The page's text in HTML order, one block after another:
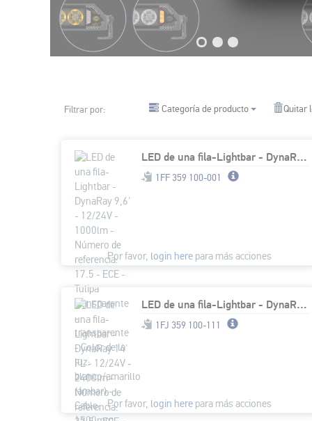
Filtrar por: Categoría de producto Quitar
LED de una fila-Lightbar - DynaRay 9,6' - 12/24V - 1000lm - Número de referencia: 17.5 - ECE - Tulipa transparente - transparente - Color de la luz: blanco/amarillo (ámbar) - Cable: 1500mm - Conector:
1FF 359 100-001
Por favor, login herepara más acciones
LED de una fila-Lightbar - DynaRay 14' FL - 12/24V - 2400lm - Número de referencia: 37.5 - ECE - Tulipa transparente - transparente - Color de la luz: blanco/amarillo (ámbar) - Cable: 1500mm - Conecto
1FJ 359 100-111
Por favor, login herepara más acciones